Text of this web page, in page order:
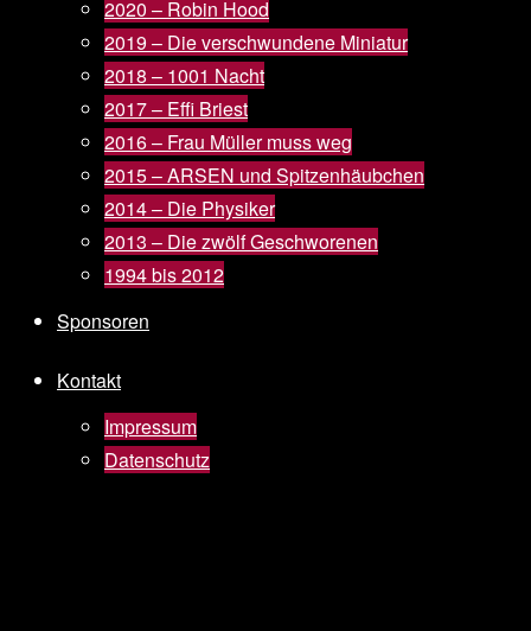
2020 – Robin Hood
2019 – Die verschwundene Miniatur
2018 – 1001 Nacht
2017 – Effi Briest
2016 – Frau Müller muss weg
2015 – ARSEN und Spitzenhäubchen
2014 – Die Physiker
2013 – Die zwölf Geschworenen
1994 bis 2012
Sponsoren
Kontakt
Impressum
Datenschutz